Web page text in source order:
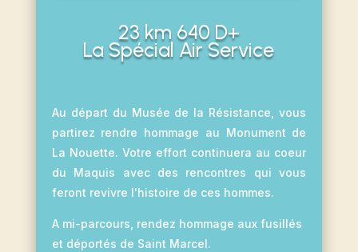
23 km 640 D+
La Spécial Air Service
Au départ du Musée de la Résistance, vous
partirez rendre hommage au Monument de
La Nouette. Votre effort continuera au coeur
du Maquis avec des rencontres qui vous
feront revivre l'histoire de ces hommes.
A mi-parcours, rendez hommage aux fusillés
et déportés de Saint Marcel.